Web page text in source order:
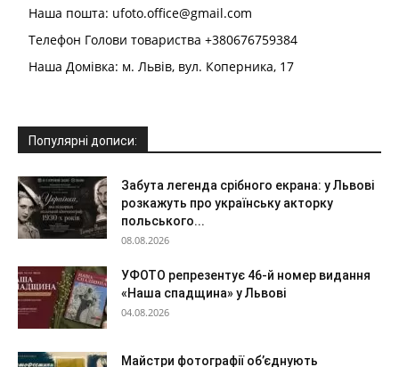
Наша пошта: ufoto.office@gmail.com
Телефон Голови товариства +380676759384
Наша Домівка: м. Львів, вул. Коперника, 17
Популярні дописи:
Забута легенда срібного екрана: у Львові
розкажуть про українську акторку
польського...
08.08.2026
УФОТО репрезентує 46-й номер видання
«Наша спадщина» у Львові
04.08.2026
Майстри фотографії об’єднують